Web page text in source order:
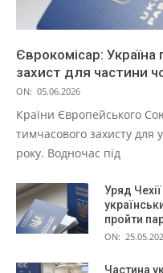
Єврокомісар:
захист для частини
ON: 05.06.2026
Країни Європейського
тимчасового захисту для
року. Водночас під
Уряд
пройти
ON:
Частина